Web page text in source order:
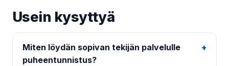
Usein kysyttyä
Miten löydän sopivan tekijän palvelulle
puheentunnistus?